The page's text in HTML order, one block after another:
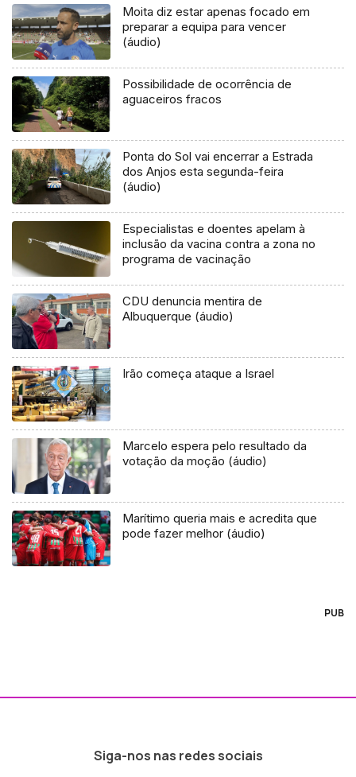
Moita diz estar apenas focado em
preparar a equipa para vencer
(áudio)
Possibilidade de ocorrência de
aguaceiros fracos
Ponta do Sol vai encerrar a Estrada
dos Anjos esta segunda-feira
(áudio)
Especialistas e doentes apelam à
inclusão da vacina contra a zona no
programa de vacinação
CDU denuncia mentira de
Albuquerque (áudio)
Irão começa ataque a Israel
Marcelo espera pelo resultado da
votação da moção (áudio)
Marítimo queria mais e acredita que
pode fazer melhor (áudio)
PUB
Siga-nos nas redes sociais